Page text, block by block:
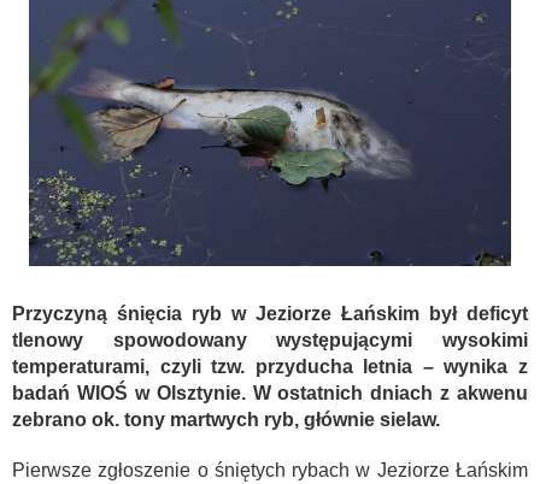
Przyczyną śnięcia ryb w Jeziorze Łańskim był deficyt
tlenowy spowodowany występującymi wysokimi
temperaturami, czyli tzw. przyducha letnia – wynika z
badań WIOŚ w Olsztynie. W ostatnich dniach z akwenu
zebrano ok. tony martwych ryb, głównie sielaw.
Pierwsze zgłoszenie o śniętych rybach w Jeziorze Łańskim